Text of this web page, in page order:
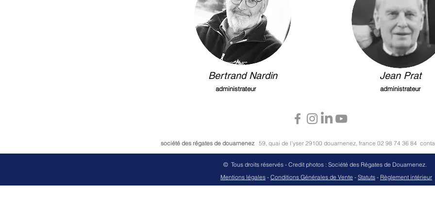
Bertrand Nardin
administrateur
Jean Prat
administrateur
société des régates de douarnenez 59, quai de l'yser 29100 douarnenez, france 02 98 74 36 84
© Tous droits réservés - Credit photos : Société des Régates de Douarnenez.
Mentions légales - Conditions Générales de Vente - Statuts - Règlement intérieur